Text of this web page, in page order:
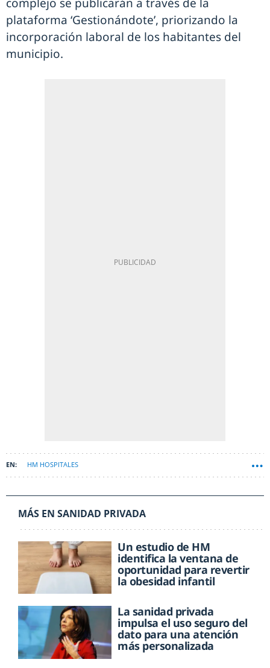
plataforma ‘Gestionándote’, priorizando la
incorporación laboral de los habitantes del
municipio.
HM HOSPITALES
MÁS EN SANIDAD PRIVADA
Un estudio de HM
identifica la ventana de
oportunidad para revertir
la obesidad infantil
La sanidad privada
impulsa el uso seguro del
dato para una atención
más personalizada